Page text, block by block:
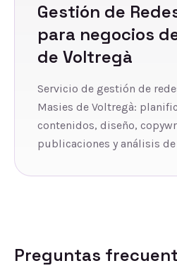
Gestión de
para negocios
de Voltregà
Servicio de gestión de
Masies de Voltregà:
contenidos, diseño,
publicaciones y análisis
Preguntas